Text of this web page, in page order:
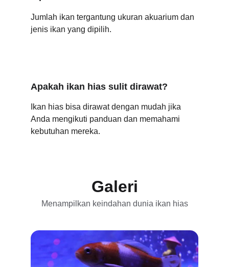
Jumlah ikan tergantung ukuran akuarium dan
jenis ikan yang dipilih.
Apakah ikan hias sulit dirawat?
Ikan hias bisa dirawat dengan mudah jika
Anda mengikuti panduan dan memahami
kebutuhan mereka.
Galeri
Menampilkan keindahan dunia ikan hias